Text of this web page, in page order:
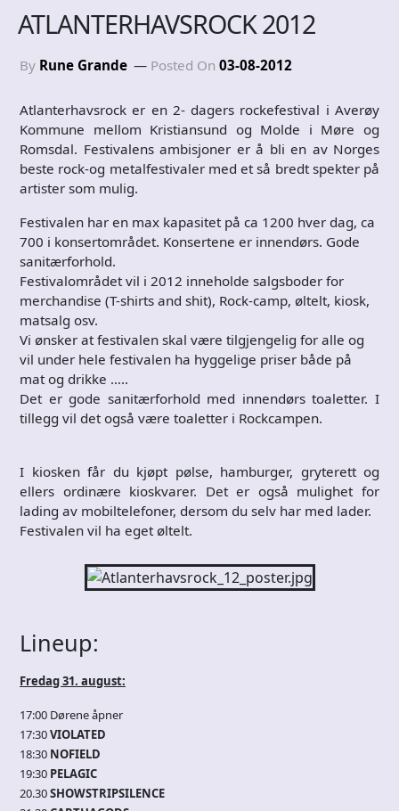
ATLANTERHAVSROCK 2012
By Rune Grande Posted On 03-08-2012
Atlanterhavsrock er en 2- dagers rockefestival i Averøy
Kommune mellom Kristiansund og Molde i Møre og
Romsdal. Festivalens ambisjoner er å bli en av Norges
beste rock-og metalfestivaler med et så bredt spekter på
artister som mulig.
Festivalen har en max kapasitet på ca 1200 hver dag, ca
700 i konsertområdet. Konsertene er innendørs. Gode
sanitærforhold.
Festivalområdet vil i 2012 inneholde salgsboder for
merchandise (T-shirts and shit), Rock-camp, øltelt, kiosk,
matsalg osv.
Vi ønsker at festivalen skal være tilgjengelig for alle og
vil under hele festivalen ha hyggelige priser både på
mat og drikke …..
Det er gode sanitærforhold med innendørs toaletter. I
tillegg vil det også være toaletter i Rockcampen.
I kiosken får du kjøpt pølse, hamburger, gryterett og
ellers ordinære kioskvarer. Det er også mulighet for
lading av mobiltelefoner, dersom du selv har med lader.
Festivalen vil ha eget øltelt.
Lineup:
Fredag 31. august:
17:00 Dørene åpner
17:30VIOLATED
18:30 NOFIELD
19:30 PELAGIC
20.30SHOWSTRIPSILENCE